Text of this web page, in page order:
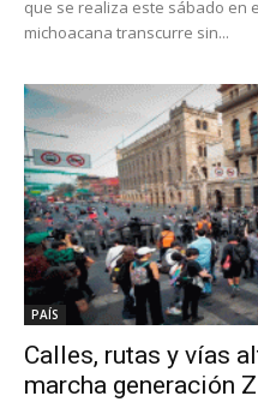
que se realiza este sábado en
michoacana transcurre sin...
PAÍS
Calles, rutas y vías
marcha generación Z